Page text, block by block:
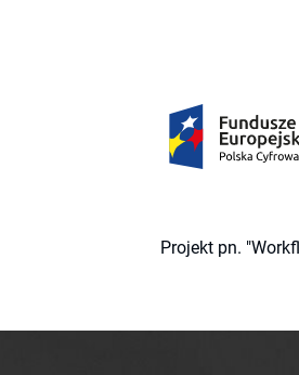
Projekt pn.